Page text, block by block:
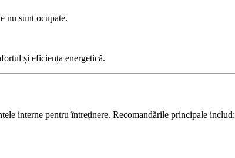
nu sunt ocupate.
și eficiența energetică.
interne pentru întreținere. Recomandările principale includ: